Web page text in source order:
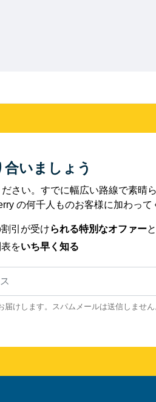
いましょう
ださい。すでに幅広い路線で素晴
の何千人ものお客様に加わって
引が受けられる特別なオファー
をいち早く知る
届けします。スパムメールは送信しません